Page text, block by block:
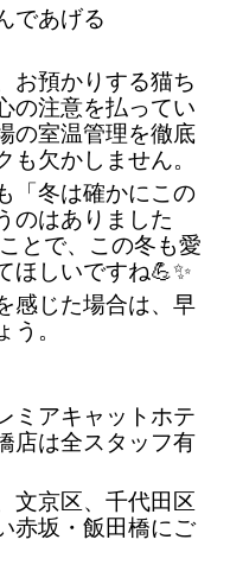
であげる
お預かりする猫ち
の注意を払ってい
の室温管理を徹底
も欠かしません。
「冬は確かにこの
のはありました
とで、この冬も愛
ほしいですね💪✨
感じた場合は、早
。
ミアキャットホテ
店は全スタッフ有
文京区、千代田区
赤坂・飯田橋にご